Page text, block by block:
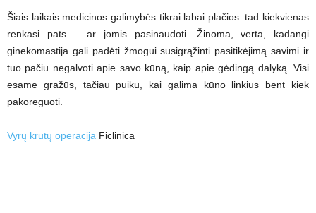
Šiais laikais medicinos galimybės tikrai labai plačios. tad kiekvienas
renkasi pats – ar jomis pasinaudoti. Žinoma, verta, kadangi
ginekomastija gali padėti žmogui susigrąžinti pasitikėjimą savimi ir
tuo pačiu negalvoti apie savo kūną, kaip apie gėdingą dalyką. Visi
esame gražūs, tačiau puiku, kai galima kūno linkius bent kiek
pakoreguoti.
Vyrų krūtų operacija Ficlinica